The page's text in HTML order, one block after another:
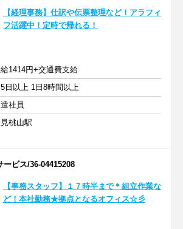
【経理事務】仕訳や伝票整理など！アラフィ
フ活躍中！定時で帰れる！
1414円+交通費支給
日以上 1日8時間以上
社員
桃山駅
ービス/36-04415208
【事務スタッフ】１７時半まで＊組立作業な
ど！本社勤務★拠点となるオフィス☆彡